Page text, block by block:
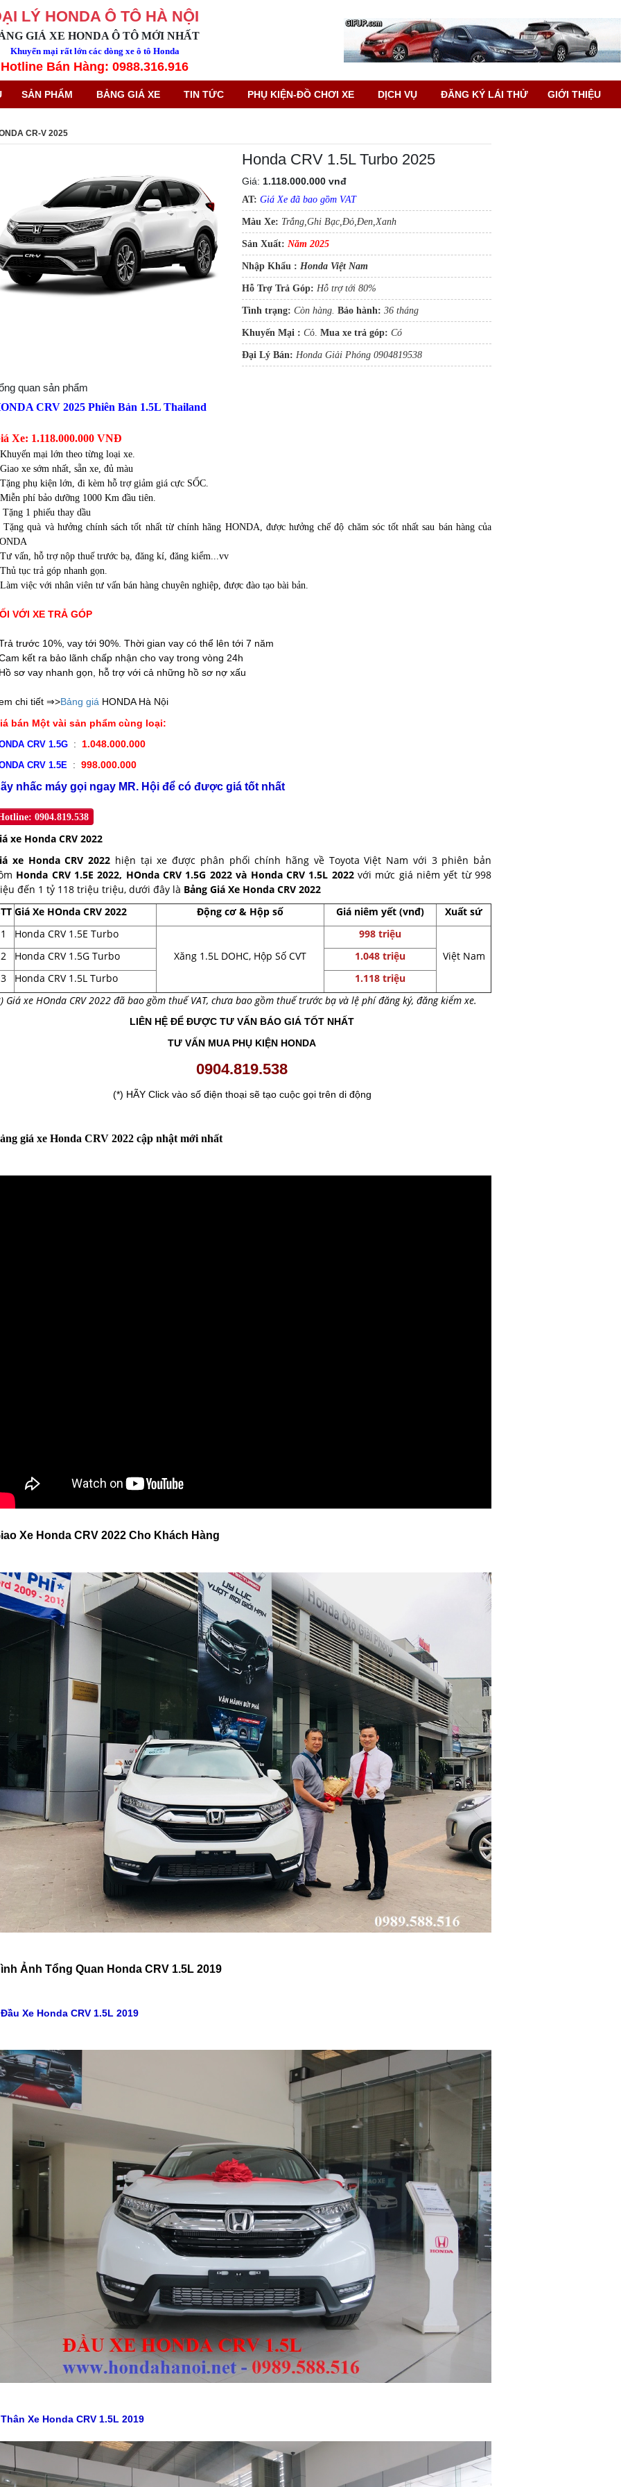
LÝ HONDA Ô TÔ HÀ NỘI
GIÁ XE HONDA Ô TÔ MỚI NHẤT
Khuyến mại rất lớn các dòng xe ô tô Honda
Hotline Bán Hàng: 0988.316.916
SẢN PHẨM BẢNG GIÁ XE TIN TỨC PHỤ KIỆN-ĐỒ CHƠI XE DỊCH VỤ ĐĂNG KÝ LÁI THỬ GIỚI THIỆU
CR-V 2025
Honda CRV 1.5L Turbo 2025
Giá: 1.118.000.000 vnđ
AT: Giá Xe đã bao gồm VAT
Màu Xe: Trắng,Ghi Bạc,Đỏ,Đen,Xanh
Sản Xuất: Năm 2025
Nhập Khẩu : Honda Việt Nam
Hỗ Trợ Trả Góp: Hỗ trợ tới 80%
Tình trạng: Còn hàng. Bảo hành: 36 tháng
Khuyến Mại : Có. Mua xe trả góp: Có
Đại Lý Bán: Honda Giải Phóng 0904819538
quan sản phẩm
CRV 2025 Phiên Bản 1.5L Thailand
Xe: 1.118.000.000 VNĐ
mại lớn theo từng loại xe.
xe sớm nhất, sẵn xe, đủ màu
phụ kiện lớn, đi kèm hỗ trợ giảm giá cực SỐC.
phí bảo dưỡng 1000 Km đầu tiên.
Tặng 1 phiếu thay dầu
Tặng quà và hưởng chính sách tốt nhất từ chính hãng HONDA, được hưởng chế độ chăm sóc tốt nhất sau bán hàng của
vấn, hỗ trợ nộp thuế trước bạ, đăng kí, đăng kiểm...vv
tục trả góp nhanh gọn.
việc với nhân viên tư vấn bán hàng chuyên nghiệp, được đào tạo bài bản.
VỚI XE TRẢ GÓP
trước 10%, vay tới 90%. Thời gian vay có thể lên tới 7 năm
kết ra bảo lãnh chấp nhận cho vay trong vòng 24h
sơ vay nhanh gọn, hỗ trợ với cả những hồ sơ nợ xấu
chi tiết ⇒>Bảng giá HONDA Hà Nội
bán Một vài sản phẩm cùng loại:
CRV 1.5G : 1.048.000.000
CRV 1.5E : 998.000.000
nhấc máy gọi ngay MR. Hội để có được giá tốt nhất
0904.819.538
xe Honda CRV 2022
xe Honda CRV 2022 hiện tại xe được phân phối chính hãng về Toyota Việt Nam với 3 phiên bản
Honda CRV 1.5E 2022, HOnda CRV 1.5G 2022 và Honda CRV 1.5L 2022với mức giá niêm yết từ 998
đến 1 tỷ 118 triệu triệu, dưới đây là Bảng Giá Xe Honda CRV 2022
Giá Xe HOnda CRV 2022 Động cơ & Hộp số Giá niêm yết (vnđ)
Xuất sứ
1
Honda CRV 1.5E Turbo
Xăng 1.5L DOHC, Hộp Số CVT
998 triệu
Việt Nam
2 Honda CRV 1.5G Turbo
1.048 triệu
3
Honda CRV 1.5L Turbo
1.118 triệu
Giá xe HOnda CRV 2022 đã bao gồm thuế VAT, chưa bao gồm thuế trước bạ và lệ phí đăng ký, đăng kiểm xe.
LIÊN HỆ ĐỂ ĐƯỢC TƯ VẤN BÁO GIÁ TỐT NHẤT
TƯ VẤN MUA PHỤ KIỆN HONDA
0904.819.538
(*) HÃY Click vào số điện thoại sẽ tạo cuộc gọi trên di động
giá xe Honda CRV 2022 cập nhật mới nhất
Xe Honda CRV 2022 Cho Khách Hàng
Ảnh Tổng Quan Honda CRV 1.5L 2019
Xe Honda CRV 1.5L 2019
Xe Honda CRV 1.5L 2019